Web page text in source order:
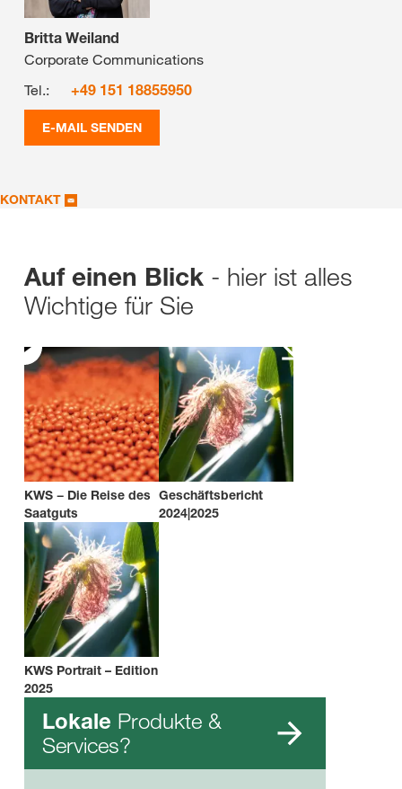
Britta Weiland
Corporate Communications
Tel.:
+49 151 18855950
E-MAIL SENDEN
KONTAKT
Auf einen Blick - hier ist alles
Wichtige für Sie
KWS − Die Reise des
Saatguts
Geschäftsbericht
2024|2025
KWS Portrait – Edition
2025
Lokale Produkte &
Services?